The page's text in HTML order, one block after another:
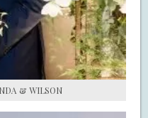
& WILSON